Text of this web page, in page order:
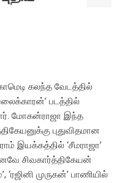
கலந்த வேடத்தில்
படத்தில்
மோகன்ராஜா இந்த
புதுவிதமான
இயக்கத்தில் ‘சீமராஜா’
சிவகார்த்திகேயன்
‘ரஜினி முருகன்’ பாணியில்